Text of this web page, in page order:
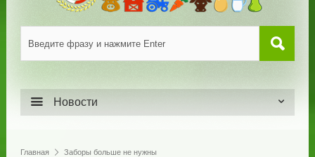
Новости
Главная Заборы больше не нужны